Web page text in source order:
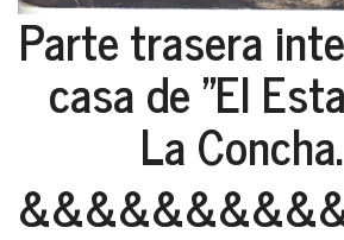
Parte trasera
casa de "El
La Concha.